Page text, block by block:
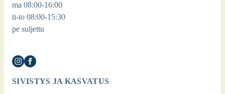
ma 08:00-16:00
ti-to 08:00-15:30
pe suljettu
SIVISTYS JA KASVATUS